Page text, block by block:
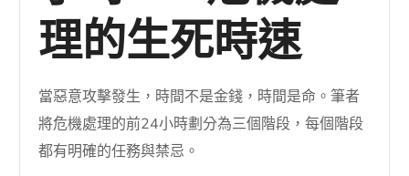
理的生死時速
當惡意攻擊發生，時間不是金錢，時間是命。筆者
將危機處理的前24小時劃分為三個階段，每個階段
都有明確的任務與禁忌。